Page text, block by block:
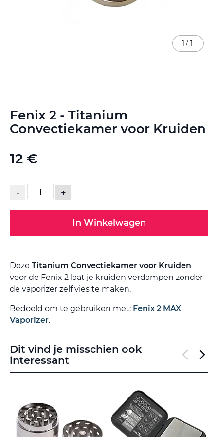
Fenix 2 - Titanium
Convectiekamer voor Kruiden
12 €
- +
In Winkelwagen
Deze Titanium Convectiekamer voor Kruiden
voor de Fenix 2 laat je kruiden verdampen zonder
de vaporizer zelf vies te maken.
Bedoeld om te gebruiken met: Fenix 2 MAX
Vaporizer.
1 / 1
naar
het
begin
de
afbeeldingen-
Dit vind je misschien ook
interessant